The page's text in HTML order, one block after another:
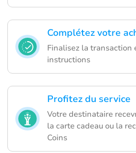
Complétez votre
Finalisez la transaction
instructions
Profitez du service
Votre destinataire
la carte cadeau ou la
Coins